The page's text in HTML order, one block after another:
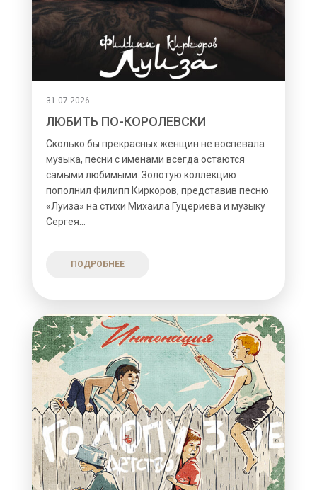
31.07.2026
ЛЮБИТЬ ПО-КОРОЛЕВСКИ
Сколько бы прекрасных женщин не воспевала
музыка, песни с именами всегда остаются
самыми любимыми. Золотую коллекцию
пополнил Филипп Киркоров, представив песню
«Луиза» на стихи Михаила Гуцериева и музыку
Сергея...
ПОДРОБНЕЕ